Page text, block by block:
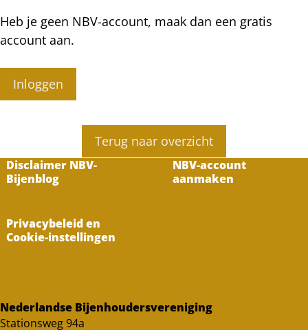
Heb je geen NBV-account, maak dan een gratis
account aan.
Inloggen
Terug naar overzicht
Disclaimer NBV-
Bijenblog
NBV-account
aanmaken
Privacybeleid en
Cookie-instellingen
Nederlandse Bijenhoudersvereniging
Stationsweg 94a